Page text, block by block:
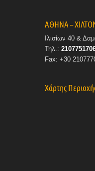
ΑΘΗΝΑ –
Ιλισίων 40 &
Τηλ.:
Fax: +30
Χάρτης